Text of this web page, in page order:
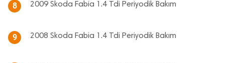
8 2009 Skoda Fabia 1.4 Tdi Periyodik Bakım
9 2008 Skoda Fabia 1.4 Tdi Periyodik Bakım